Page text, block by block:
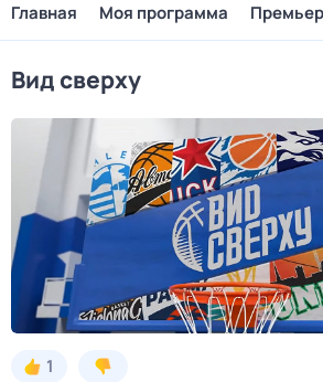
Главная Моя программа
Вид сверху
1